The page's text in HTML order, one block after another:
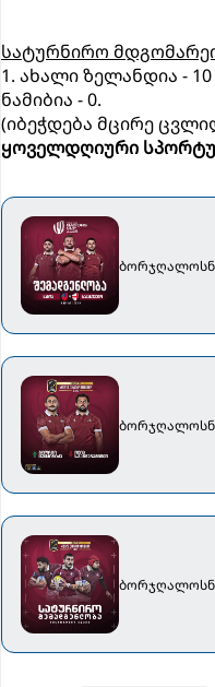
სატურნირო
1. ახალი ზელანდია -
ნამიბია - 0.
(იბეჭდება მცირე
ყოველდღიური